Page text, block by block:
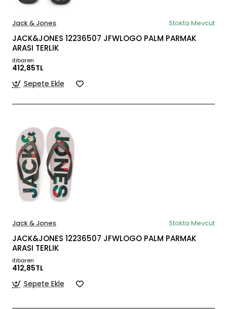
Jack & Jones Stokta Mevcut
JACK&JONES 12236507 JFWLOGO PALM PARMAK
ARASI TERLIK
itibaren
412,85TL
Sepete Ekle
Jack & Jones Stokta Mevcut
JACK&JONES 12236507 JFWLOGO PALM PARMAK
ARASI TERLIK
itibaren
412,85TL
Sepete Ekle